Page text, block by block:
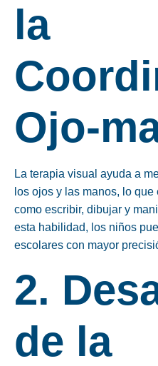
la
Ojo-
La terapia visual ayuda a
los ojos y las manos, lo
como escribir, dibujar y
esta habilidad, los niños
escolares con mayor
2.
de la